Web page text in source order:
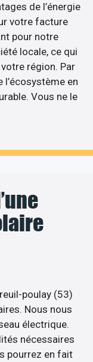
de l’énergie
votre facture
pour notre
locale, ce qui
région. Par
en
Vous ne le
poulay (53)
Nous nous
électrique.
nécessaires
pourrez en fait